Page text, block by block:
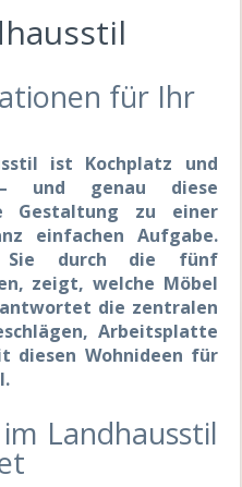
für Ihr
ist Kochplatz und
und genau diese
Gestaltung zu einer
einfachen Aufgabe.
durch die fünf
zeigt, welche Möbel
die zentralen
Arbeitsplatte
diesen Wohnideen für
Landhausstil